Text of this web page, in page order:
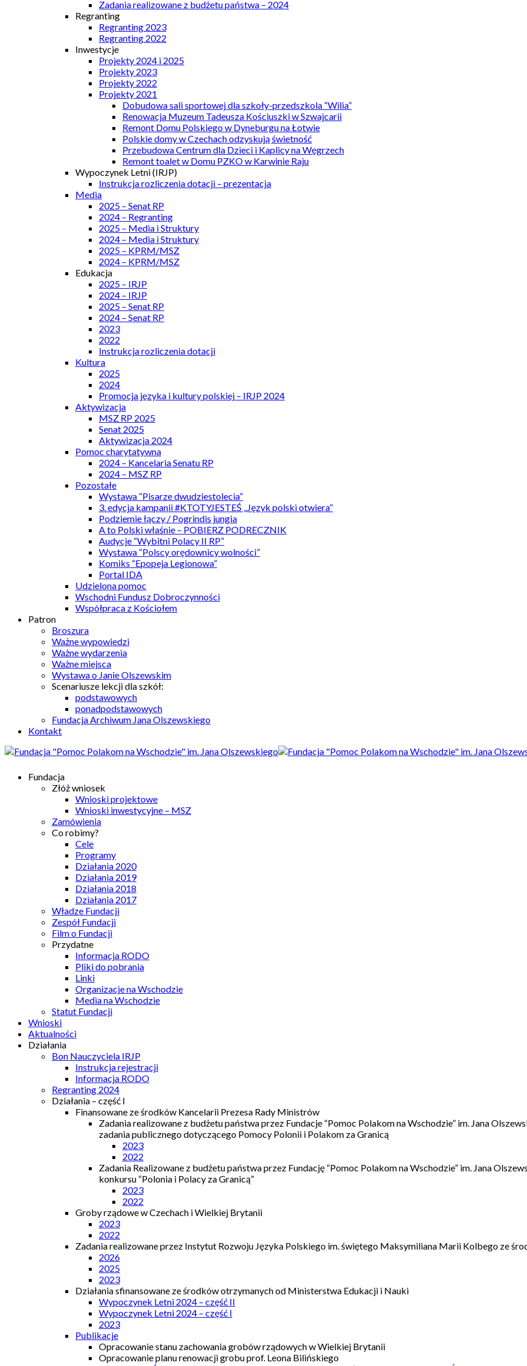
Zadania realizowane z budżetu państwa – 2024
Regranting
Regranting 2023
Regranting 2022
Inwestycje
Projekty 2024 i 2025
Projekty 2023
Projekty 2022
Projekty 2021
Dobudowa sali sportowej dla szkoły-przedszkola “Wilia”
Renowacja Muzeum Tadeusza Kościuszki w Szwajcarii
Remont Domu Polskiego w Dyneburgu na Łotwie
Polskie domy w Czechach odzyskują świetność
Przebudowa Centrum dla Dzieci i Kaplicy na Węgrzech
Remont toalet w Domu PZKO w Karwinie Raju
Wypoczynek Letni (IRJP)
Instrukcja rozliczenia dotacji – prezentacja
Media
2025 – Senat RP
2024 – Regranting
2025 – Media i Struktury
2024 – Media i Struktury
2025 – KPRM/MSZ
2024 – KPRM/MSZ
Edukacja
2025 – IRJP
2024 – IRJP
2025 – Senat RP
2024 – Senat RP
2023
2022
Instrukcja rozliczenia dotacji
Kultura
2025
2024
Promocja języka i kultury polskiej – IRJP 2024
Aktywizacja
MSZ RP 2025
Senat 2025
Aktywizacja 2024
Pomoc charytatywna
2024 – Kancelaria Senatu RP
2024 – MSZ RP
Pozostałe
Wystawa “Pisarze dwudziestolecia”
3. edycja kampanii #KTOTYJESTEŚ „Język polski otwiera”
Podziemie łączy / Pogrindis jungia
A to Polski właśnie – POBIERZ PODRECZNIK
Audycje “Wybitni Polacy II RP”
Wystawa “Polscy orędownicy wolności”
Komiks “Epopeja Legionowa”
Portal IDA
Udzielona pomoc
Wschodni Fundusz Dobroczynności
Współpraca z Kościołem
Patron
Broszura
Ważne wypowiedzi
Ważne wydarzenia
Ważne miejsca
Wystawa o Janie Olszewskim
Scenariusze lekcji dla szkół:
podstawowych
ponadpodstawowych
Fundacja Archiwum Jana Olszewskiego
Kontakt
Fundacja
Złóż wniosek
Wnioski projektowe
Wnioski inwestycyjne – MSZ
Zamówienia
Co robimy?
Cele
Programy
Działania 2020
Działania 2019
Działania 2018
Działania 2017
Władze Fundacji
Zespół Fundacji
Film o Fundacji
Przydatne
Informacja RODO
Pliki do pobrania
Linki
Organizacje na Wschodzie
Media na Wschodzie
Statut Fundacji
Wnioski
Aktualności
Działania
Bon Nauczyciela IRJP
Instrukcja rejestracji
Informacja RODO
Regranting 2024
Działania – część I
Finansowane ze środków Kancelarii Prezesa Rady Ministrów
Zadania realizowane z budżetu państwa przez Fundacje “Pomoc Polakom na Wschodzie” im. Jana
zadania publicznego dotyczącego Pomocy Polonii i Polakom za Granicą
2023
2022
Zadania Realizowane z budżetu państwa przez Fundację “Pomoc Polakom na Wschodzie” im. Jana
konkursu “Polonia i Polacy za Granicą”
2023
2022
Groby rządowe w Czechach i Wielkiej Brytanii
2023
2022
Zadania realizowane przez Instytut Rozwoju Języka Polskiego im. świętego Maksymiliana Marii Kolbego ze
2026
2025
2023
Działania sfinansowane ze środków otrzymanych od Ministerstwa Edukacji i Nauki
Wypoczynek Letni 2024 – część II
Wypoczynek Letni 2024 – część I
2023
Publikacje
Opracowanie stanu zachowania grobów rządowych w Wielkiej Brytanii
Opracowanie planu renowacji grobu prof. Leona Bilińskiego